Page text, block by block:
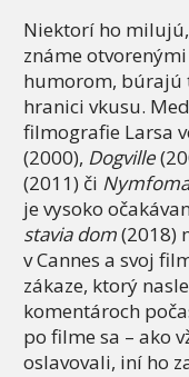
Niektorí ho
známe
humorom, búrajú
hranici vkusu.
filmografie Larsa
(2000), Dogville
(2011) či
je vysoko
stavia dom(2018)
v Cannes a svoj
zákaze, ktorý
komentároch
po filme sa – ako
oslavovali, iní ho